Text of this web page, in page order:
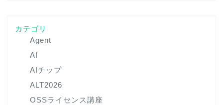
カテゴリ
Agent
AI
AIチップ
ALT2026
OSSライセンス講座